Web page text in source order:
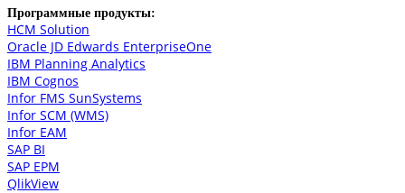
Программные продукты:
HCM Solution
Oracle JD Edwards EnterpriseOne
IBM Planning Analytics
IBM Cognos
Infor FMS SunSystems
Infor SCM (WMS)
Infor EAM
SAP BI
SAP EPM
QlikView